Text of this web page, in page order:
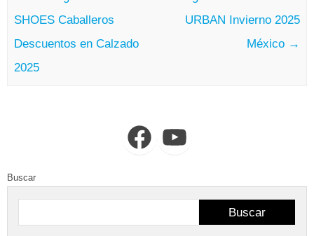
SHOES Caballeros
Descuentos en Calzado
2025
URBAN Invierno 2025
México →
FacebookYouTube
Buscar
Buscar